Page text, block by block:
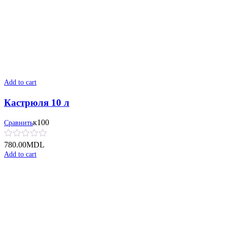
Add to cart
Кастрюля 10 л
Сравнитьк100
780.00MDL
Add to cart